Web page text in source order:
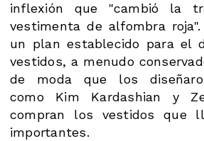
inflexión que "cambió la
vestimenta de alfombra
un plan establecido para el
vestidos, a menudo
de moda que los
como Kim Kardashian y
compran los vestidos que
importantes.